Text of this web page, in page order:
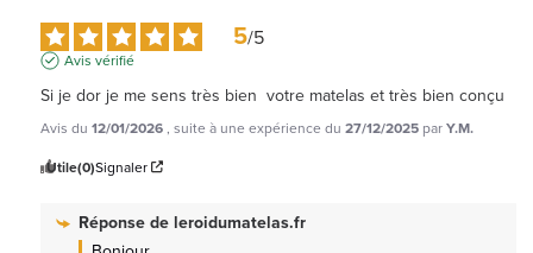
5/5
Avis vérifié
Si je dor je me sens très bien  votre matelas et très bien conçu
Avis du 12/01/2026, suite à une expérience du 27/12/2025 parY.M.
Utile(0)Signaler
Réponse deleroidumatelas.fr